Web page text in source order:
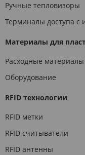
Ручные тепловизоры
Терминалы доступа с
Материалы для
Расходные материалы
Оборудование
RFID технологии
RFID метки
RFID считыватели
RFID антенны